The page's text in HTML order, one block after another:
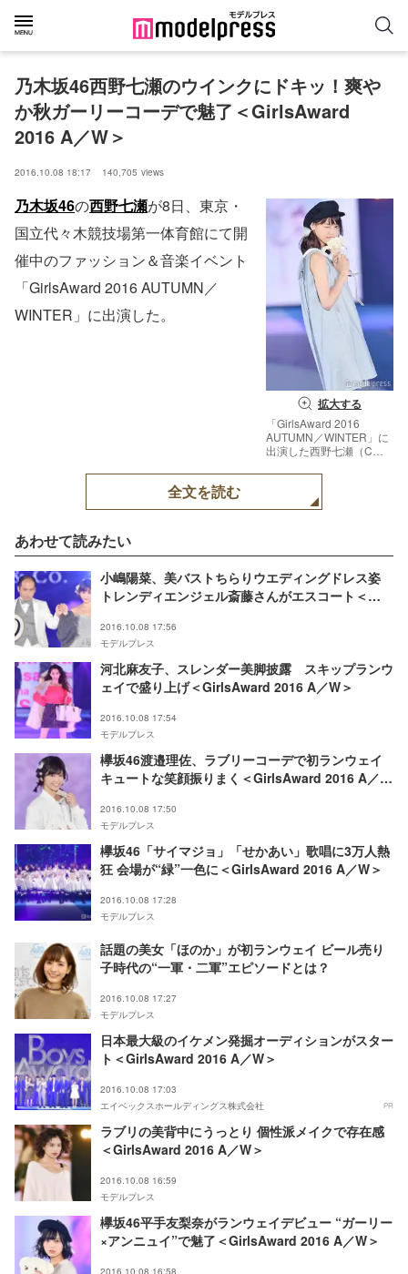
乃木坂46西野七瀬のウインクにドキッ！爽や
か秋ガーリーコーデで魅了＜GirlsAward
2016 A／W＞
2016.10.08 18:17 140,705 views
拡大する
「GirlsAward 2016
AUTUMN／WINTER」に
出演した西野七瀬（C）
乃木坂46の西野七瀬が8日、東京・
国立代々木競技場第一体育館にて開
催中のファッション＆音楽イベント
「GirlsAward 2016 AUTUMN／
WINTER」に出演した。
全文を読む
あわせて読みたい
小嶋陽菜、美バストちらりウエディングドレス姿
トレンディエンジェル斎藤さんがエスコート＜
2016.10.08 17:56
モデルプレス
河北麻友子、スレンダー美脚披露 スキップランウ
ェイで盛り上げ＜GirlsAward 2016 A／W＞
2016.10.08 17:54
モデルプレス
欅坂46渡邉理佐、ラブリーコーデで初ランウェイ
キュートな笑顔振りまく＜GirlsAward 2016 A／W
2016.10.08 17:50
モデルプレス
欅坂46「サイマジョ」「せかあい」歌唱に3万人熱
狂 会場が“緑”一色に＜GirlsAward 2016 A／W＞
2016.10.08 17:28
モデルプレス
話題の美女「ほのか」が初ランウェイ ビール売り
子時代の“一軍・二軍”エピソードとは？
2016.10.08 17:27
モデルプレス
日本最大級のイケメン発掘オーディションがスター
ト＜GirlsAward 2016 A／W＞
2016.10.08 17:03
エイベックスホールディングス株式会社
PR
ラブリの美背中にうっとり 個性派メイクで存在感
＜GirlsAward 2016 A／W＞
2016.10.08 16:59
モデルプレス
欅坂46平手友梨奈がランウェイデビュー “ガーリー
×アンニュイ”で魅了＜GirlsAward 2016 A／W＞
2016.10.08 16:58